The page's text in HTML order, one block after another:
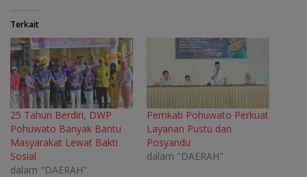
Terkait
25 Tahun Berdiri, DWP
Pohuwato Banyak Bantu
Masyarakat Lewat Bakti
Sosial
dalam "DAERAH"
Pemkab Pohuwato Perkuat
Layanan Pustu dan
Posyandu
dalam "DAERAH"